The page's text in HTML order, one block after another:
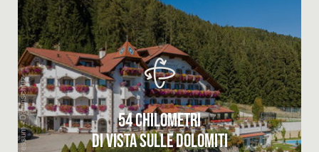
54 CHILOMETRI
DI VISTA SULLE DOLOMITI